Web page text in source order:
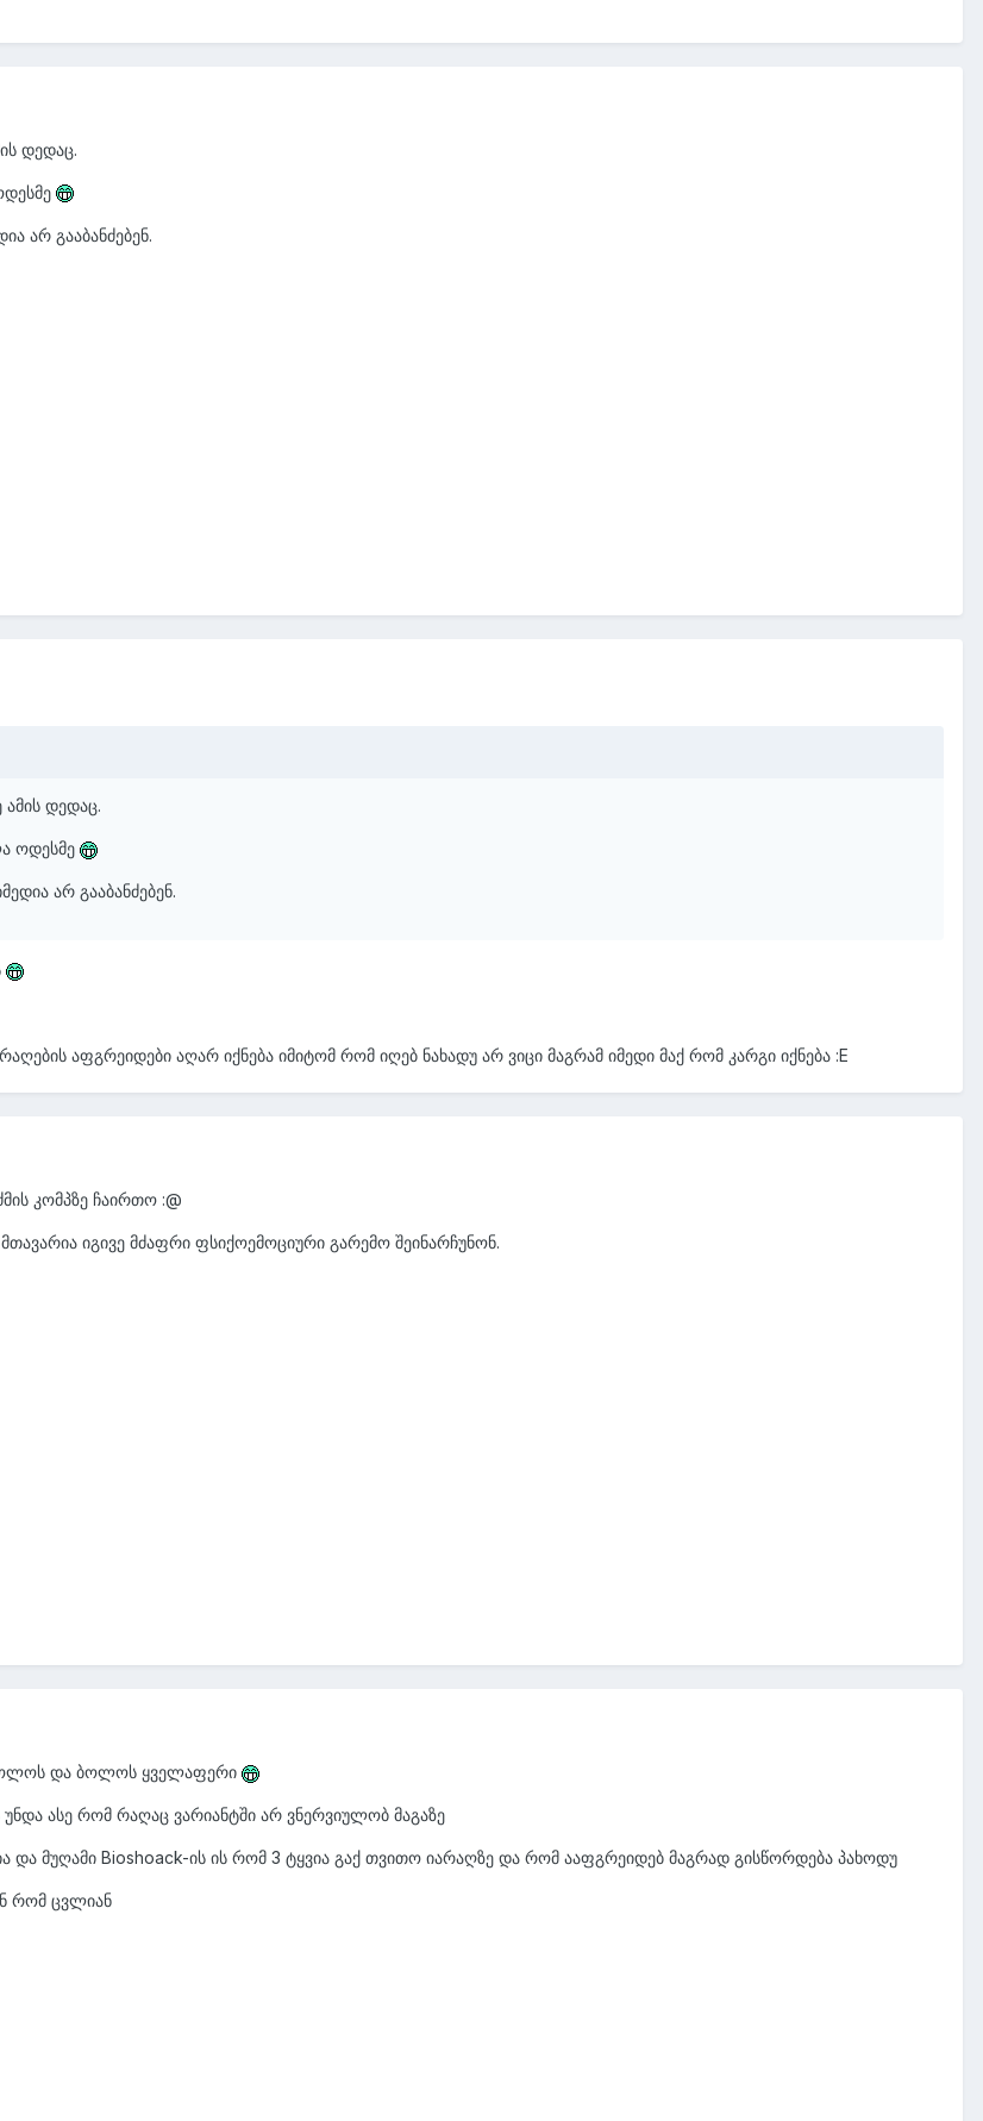
დედაც.
არ გააბანძებენ.
დედაც.
ოდესმე
არ გააბანძებენ.
აფგრეიდები აღარ იქნება იმიტომ რომ იღებ ნახადუ არ ვიცი მაგრამ იმედი მაქ რომ კარგი იქნება :E
კომპზე ჩაირთო :@
იგივე მძაფრი ფსიქოემოციური გარემო შეინარჩუნონ.
და ბოლოს ყველაფერი
ასე რომ რაღაც ვარიანტში არ ვნერვიულობ მაგაზე
და მუღამი Bioshoack-ის ის რომ 3 ტყვია გაქ თვითო იარაღზე და რომ ააფგრეიდებ მაგრად გისწორდება პახოდუ
რომ ცვლიან